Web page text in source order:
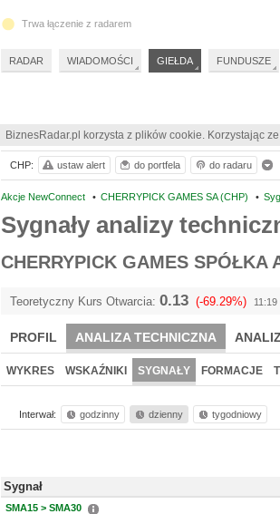
BiznesRadar.pl korzysta z plików cookie. Korzystając
Akcje NewConnect • CHERRYPICK GAMES SA (CHP) •
Sygnały analizy
CHERRYPICK GAMES SPÓŁKA
Teoretyczny Kurs Otwarcia: 0.13 (-69.29%) 11:19
PROFIL ANALIZA TECHNICZNA
WYKRES WSKAŹNIKI SYGNAŁY FORMACJE
Interwał: godzinny dzienny tygodniowy
Sygnał
SMA15 > SMA30
CHP: ustaw alert do portfela do radaru
1
Trwa łączenie z radarem
RADAR WIADOMOŚCI GIEŁDA FUNDUSZE